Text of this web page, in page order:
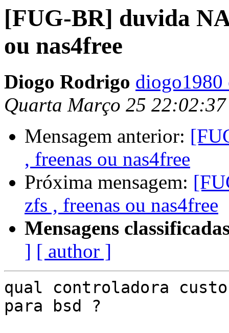
[FUG-BR] duvida
ou nas4free
Diogo Rodrigo diogo1980
Quarta Março 25
Mensagem anterior:
, freenas ou nas4free
Próxima mensagem:
zfs , freenas ou nas4free
Mensagens
] [ author ]
qual controladora
para bsd ?